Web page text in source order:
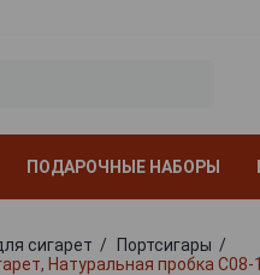
ПОДАРОЧНЫЕ НАБОРЫ
сигарет
Портсигары
Натуральная пробка C08-1